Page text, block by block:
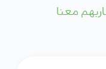
معنا